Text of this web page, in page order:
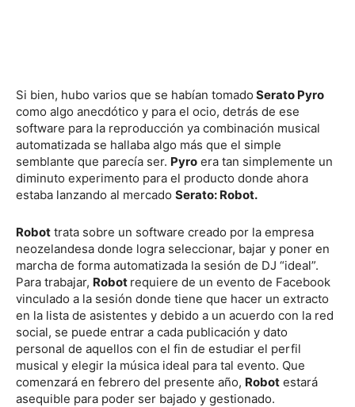
Si bien, hubo varios que se habían tomado Serato Pyro
como algo anecdótico y para el ocio, detrás de ese
software para la reproducción ya combinación musical
automatizada se hallaba algo más que el simple
semblante que parecía ser. Pyro era tan simplemente un
diminuto experimento para el producto donde ahora
estaba lanzando al mercado Serato: Robot.
Robot trata sobre un software creado por la empresa
neozelandesa donde logra seleccionar, bajar y poner en
marcha de forma automatizada la sesión de DJ “ideal”.
Para trabajar, Robot requiere de un evento de Facebook
vinculado a la sesión donde tiene que hacer un extracto
en la lista de asistentes y debido a un acuerdo con la red
social, se puede entrar a cada publicación y dato
personal de aquellos con el fin de estudiar el perfil
musical y elegir la música ideal para tal evento. Que
comenzará en febrero del presente año, Robot estará
asequible para poder ser bajado y gestionado.